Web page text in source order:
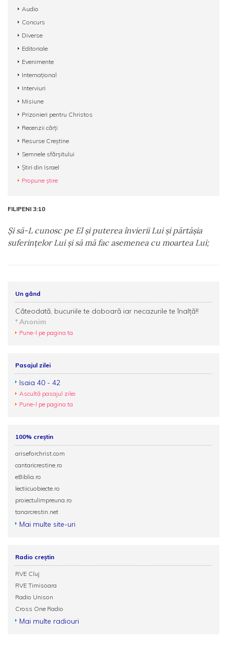
Audio
Concurs
Diverse
Editoriale
Evenimente
Internațional
Interviuri
Misiune
Prizonieri pentru Christos
Recenzii cărți
Resurse Creștine
Semnele sfârșitului
Știri din Israel
Propune știre
FILIPENI 3:10
Şi să-L cunosc pe El şi puterea învierii Lui şi părtăşia
suferinţelor Lui şi să mă fac asemenea cu moartea Lui;
Un gând
Câteodată, bucuriile te doboară iar necazurile te înalţă!!
Anonim
Pune-l pe pagina ta
Pasajul zilei
Isaia 40 - 42
Ascultă pasajul zilei
Pune-l pe pagina ta
100% creștin
ariseforchrist.com
cantaricrestine.ro
eBiblia.ro
lectiicuobiecte.ro
proiectulimpreuna.ro
tanarcrestin.net
Mai multe site-uri
Radio creștin
RVE Cluj
RVE Timisoara
Radio Unison
Cross One Radio
Mai multe radiouri